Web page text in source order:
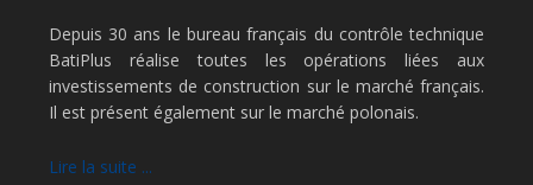
Depuis 30 ans le bureau français du contrôle technique
BatiPlus réalise toutes les opérations liées aux
investissements de construction sur le marché français.
Il est présent également sur le marché polonais.
Lire la suite ...